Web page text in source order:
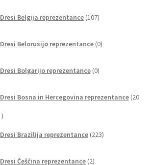
Dresi Belgija reprezentance 107izdelkov
Dresi Belorusijo reprezentance 0izdelkov
Dresi Bolgarijo reprezentance 0izdelkov
Dresi Bosna in Hercegovina reprezentance 20
20
Dresi Brazilija reprezentance 223izdelkov
Dresi Češčina reprezentance 2